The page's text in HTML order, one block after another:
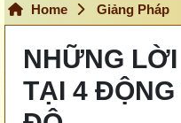
Home Giảng Pháp
NHỮNG
TẠI 4 ĐỘNG